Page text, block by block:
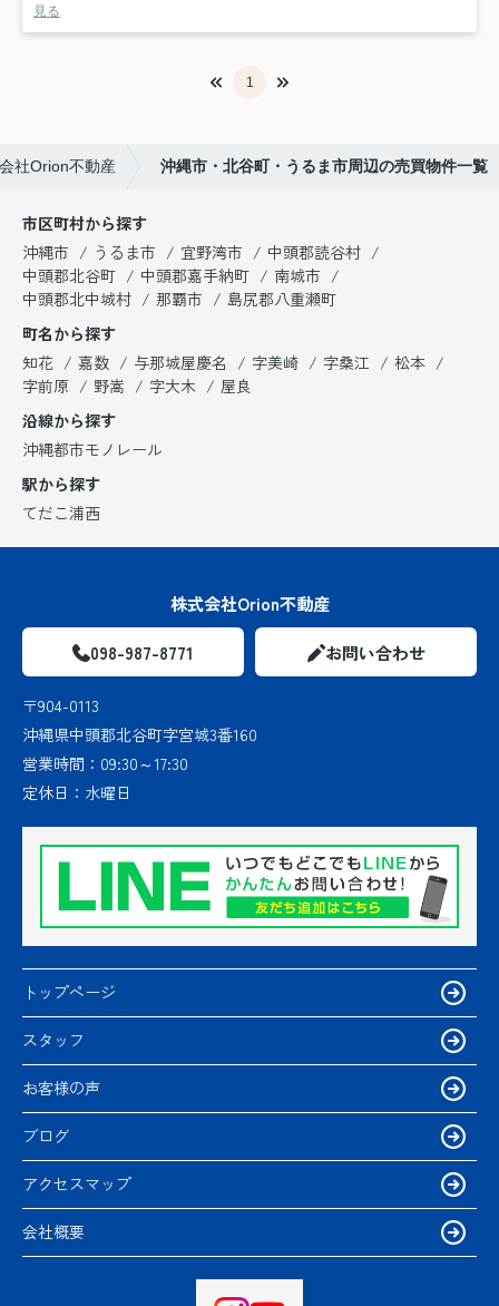
見る
1
社Orion不動産 沖縄市・北谷町・うるま市周辺の売買物件一覧
市区町村から探す
沖縄市
うるま市 宜野湾市
中頭郡読谷村
中頭郡北谷町
中頭郡嘉手納町
南城市
中頭郡北中城村
那覇市
島尻郡八重瀬町
町名から探す
知花
嘉数 与那城屋慶名 字美崎 字桑江
松本
字前原
野嵩 字大木
屋良
沿線から探す
沖縄都市モノレール
駅から探す
てだこ浦西
株式会社Orion不動産
098-987-8771 お問い合わせ
〒904-0113
沖縄県中頭郡北谷町字宮城3番160
営業時間： 09:30～17:30
定休日： 水曜日
トップページ
スタッフ
お客様の声
ブログ
アクセスマップ
会社概要